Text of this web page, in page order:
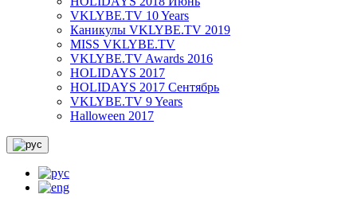
VKLYBE.TV 10 Years
Каникулы VKLYBE.TV 2019
MISS VKLYBE.TV
VKLYBE.TV Awards 2016
HOLIDAYS 2017
HOLIDAYS 2017 Сентябрь
VKLYBE.TV 9 Years
Halloween 2017